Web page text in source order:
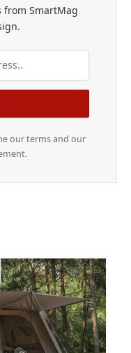
from SmartMag
our terms and our